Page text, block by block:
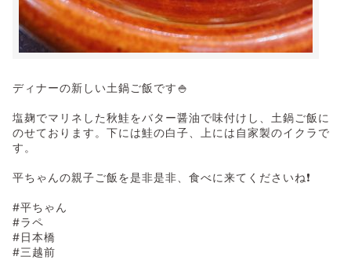
ディナーの新しい土鍋ご飯です🍚
塩麹でマリネした秋鮭をバター醤油で味付けし、土鍋ご飯に
のせております。下には鮭の白子、上には自家製のイクラで
す。
平ちゃんの親子ご飯を是非是非、食べに来てくださいね❗️
#平ちゃん
#ラペ
#日本橋
#三越前